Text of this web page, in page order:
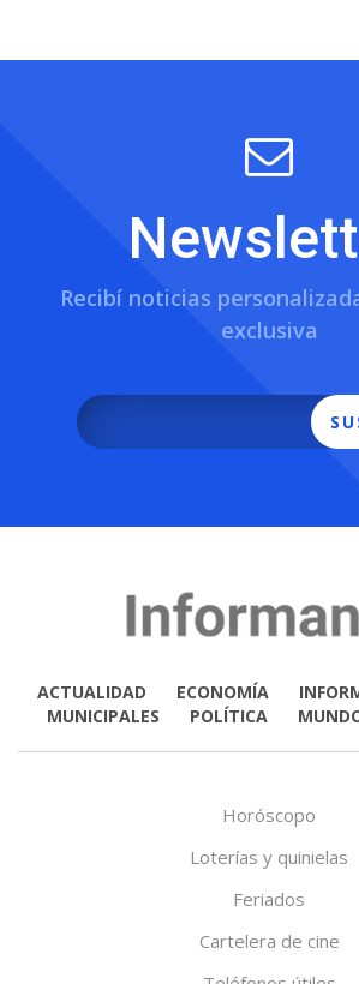
Recibí noticias
exclusiva
ACTUALIDAD ECONOMÍA
MUNICIPALES
POLÍTICA
Horóscopo
Loterías y quinielas
Feriados
Cartelera de cine